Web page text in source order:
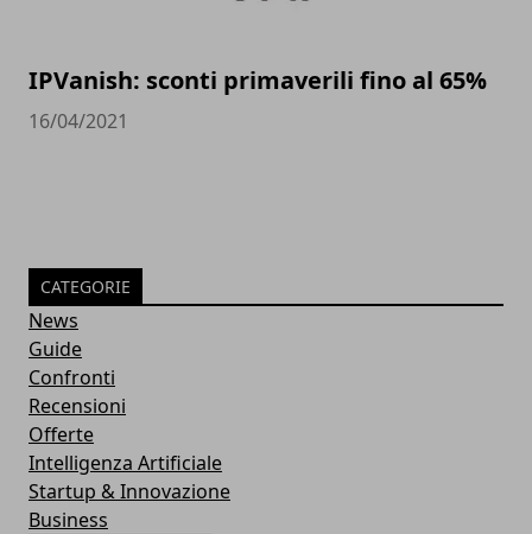
IPVanish: sconti primaverili fino al 65%
16/04/2021
CATEGORIE
News
Guide
Confronti
Recensioni
Offerte
Intelligenza Artificiale
Startup & Innovazione
Business